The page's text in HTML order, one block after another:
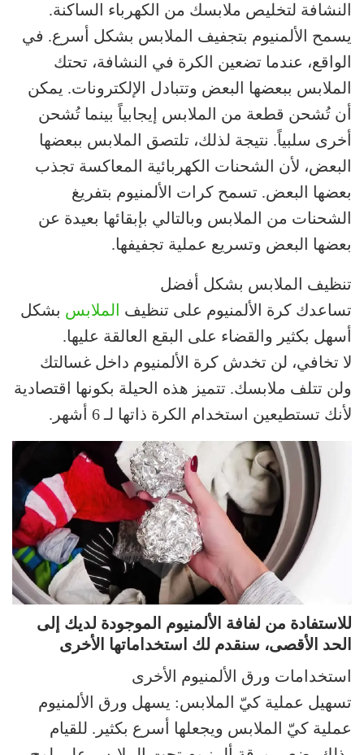
النشافة لتخليص ملابسك من الكهرباء الساكنة.
يسمح الألمنيوم بتجفيف الملابس بشكل أسرع. في
الواقع، عندما تضعين الكرة في النشافة، تحتك
الملابس ببعضها البعض وتتبادل الإلكترونات. يمكن
أن تُشحن قطعة من الملابس إيجابياً بينما تُشحن
أخرى سلبياً. نتيجة لذلك، تلتصق الملابس ببعضها
البعض، لأن الشحنات الكهربائية المعاكسة تجذب
بعضها البعض. تسمح كرات الألمنيوم بتفريغ
الشحنات من الملابس وبالتالي بإبقائها بعيدة عن
بعضها البعض وتسريع عملية تجفيفها.
تنظيف الملابس بشكل أفضل
تساعدك كرة الألمنيوم على تنظيف الملابس بشكل
أسهل بكثير والقضاء على البقع العالقة عليها.
لا تخافي، لن تخدش كرة الألمنيوم داخل غسالتك
ولن تتلف ملابسك. تتميز هذه الحيلة بكونها اقتصادية
لأنك تستطيعين استخدام الكرة ذاتها لـ 6 أشهر.
للاستفادة من لفافة الألمنيوم الموجودة لديك إلى
الحد الأقصى، سنقدم لك استخداماتها الأخرى
استخدامات ورق الألمنيوم الأخرى
تسهيل عملية كيّ الملابس: يسهل ورق الألمنيوم
عملية كيّ الملابس ويجعلها أسرع بكثير. للقيام